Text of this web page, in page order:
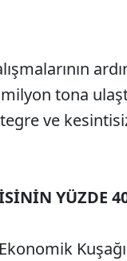
tona
ve
YÜZDE